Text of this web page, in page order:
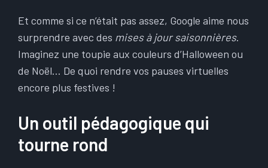
Et comme si ce n’était pas assez, Google aime nous
surprendre avec des mises à jour saisonnières.
Imaginez une toupie aux couleurs d’Halloween ou
de Noël… De quoi rendre vos pauses virtuelles
encore plus festives !
Un outil pédagogique qui
tourne rond